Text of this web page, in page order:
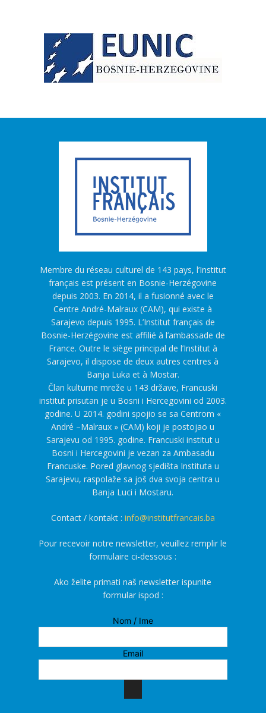
Membre du réseau culturel de 143 pays, l’Institut
français est présent en Bosnie-Herzégovine
depuis 2003. En 2014, il a fusionné avec le
Centre André-Malraux (CAM), qui existe à
Sarajevo depuis 1995. L’Institut français de
Bosnie-Herzégovine est affilié à l’ambassade de
France. Outre le siège principal de l’Institut à
Sarajevo, il dispose de deux autres centres à
Banja Luka et à Mostar.
Član kulturne mreže u 143 države, Francuski
institut prisutan je u Bosni i Hercegovini od 2003.
godine. U 2014. godini spojio se sa Centrom «
André –Malraux » (CAM) koji je postojao u
Sarajevu od 1995. godine. Francuski institut u
Bosni i Hercegovini je vezan za Ambasadu
Francuske. Pored glavnog sjedišta Instituta u
Sarajevu, raspolaže sa još dva svoja centra u
Banja Luci i Mostaru.
Contact / kontakt : info@institutfrancais.ba
Pour recevoir notre newsletter, veuillez remplir le
formulaire ci-dessous :
Ako želite primati naš newsletter ispunite
formular ispod :
Nom / Ime
Email